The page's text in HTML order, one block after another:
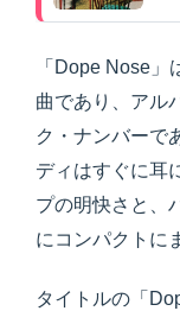
「Dope Nose
曲であり、アル
ク・ナンバーで
ディはすぐに耳
プの明快さと、
にコンパクトに
タイトルの「